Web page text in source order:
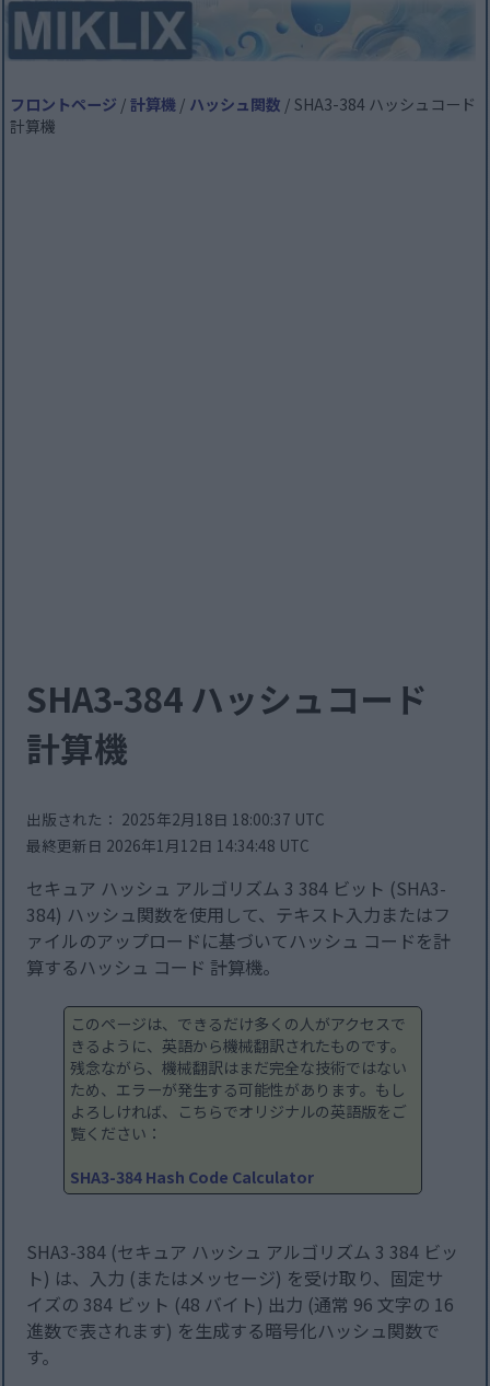
フロントページ /計算機 / ハッシュ関数 / SHA3-384 ハッシュコード
計算機
SHA3-384 ハッシュコード
計算機
出版された： 2025年2月18日 18:00:37 UTC
最終更新日 2026年1月12日 14:34:48 UTC
セキュア ハッシュ アルゴリズム 3 384 ビット (SHA3-
384) ハッシュ関数を使用して、テキスト入力またはフ
ァイルのアップロードに基づいてハッシュ コードを計
算するハッシュ コード 計算機。
このページは、できるだけ多くの人がアクセスで
きるように、英語から機械翻訳されたものです。
残念ながら、機械翻訳はまだ完全な技術ではない
ため、エラーが発生する可能性があります。もし
よろしければ、こちらでオリジナルの英語版をご
覧ください：
SHA3-384 Hash Code Calculator
SHA3-384 (セキュア ハッシュ アルゴリズム 3 384 ビッ
ト) は、入力 (またはメッセージ) を受け取り、固定サ
イズの 384 ビット (48 バイト) 出力 (通常 96 文字の 16
進数で表されます) を生成する暗号化ハッシュ関数で
す。